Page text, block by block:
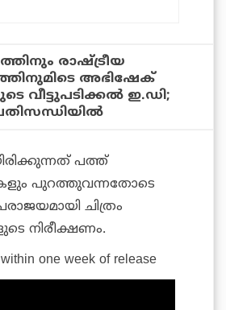
രാഷ്ട്രീയ
അഭിഷേക്
വീട്ടുപടിക്കൽ ഇ.ഡി;
പത്ത്
പുറത്തുവന്നതോടെ
ചിത്രം
നിരീക്ഷണം.
one week of release